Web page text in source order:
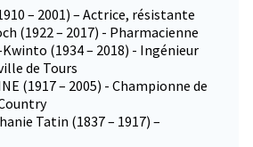
– 2001) – Actrice, résistante
(1922 – 2017) - Pharmacienne
(1934 – 2018) - Ingénieur
de Tours
(1917 – 2005) - Championne de
Tatin (1837 – 1917) –